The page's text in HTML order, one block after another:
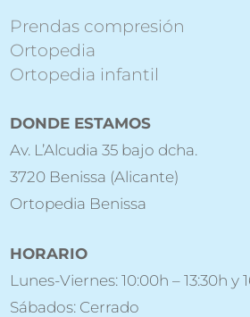
Prendas compresión
Ortopedia
Ortopedia infantil
DONDE ESTAMOS
Av. L’Alcudia 35 bajo dcha.
3720 Benissa (Alicante)
Ortopedia Benissa
HORARIO
Lunes-Viernes: 10:00h – 13:30h y
Sábados: Cerrado